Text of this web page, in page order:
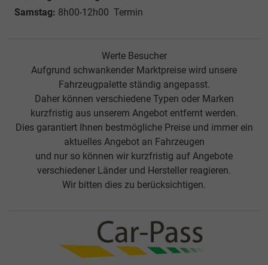
Samstag: 8h00-12h00 Termin
Werte Besucher
Aufgrund schwankender Marktpreise wird unsere
Fahrzeugpalette ständig angepasst.
Daher können verschiedene Typen oder Marken
kurzfristig aus unserem Angebot entfernt werden.
Dies garantiert Ihnen bestmögliche Preise und immer ein
aktuelles Angebot an Fahrzeugen
und nur so können wir kurzfristig auf Angebote
verschiedener Länder und Hersteller reagieren.
Wir bitten dies zu berücksichtigen.